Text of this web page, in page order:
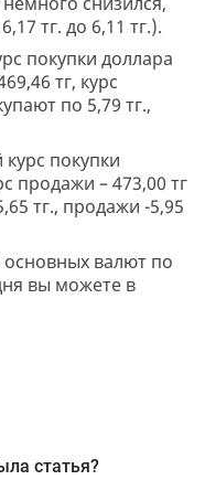
тг. до 6,11 тг.).
покупки доллара
тг, курс
по 5,79 тг.,
покупки
продажи – 473,00 тг
тг., продажи -5,95
валют по
вы можете в
статья?